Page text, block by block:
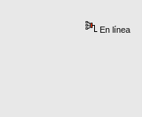
En línea